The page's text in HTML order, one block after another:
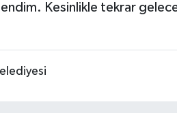
Kesinlikle tekrar